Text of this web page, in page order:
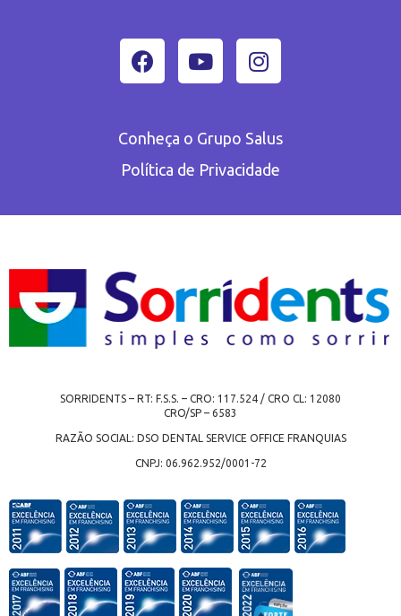
Conheça o Grupo Salus
Política de Privacidade
SORRIDENTS – RT: F.S.S. – CRO: 117.524 / CRO CL: 12080
CRO/SP – 6583
RAZÃO SOCIAL: DSO DENTAL SERVICE OFFICE FRANQUIAS
CNPJ: 06.962.952/0001-72